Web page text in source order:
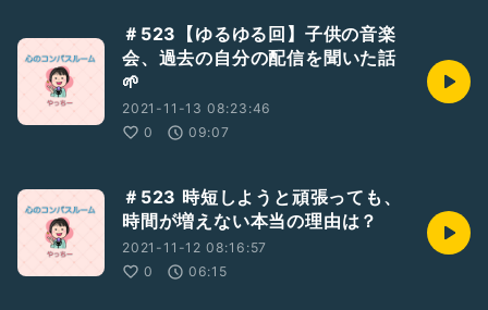
＃523【ゆるゆる回】子供の音楽
会、過去の自分の配信を聞いた話
🌱
2021-11-13 08:23:46
0
09:07
＃523 時短しようと頑張っても、
時間が増えない本当の理由は？
2021-11-12 08:16:57
0
06:15